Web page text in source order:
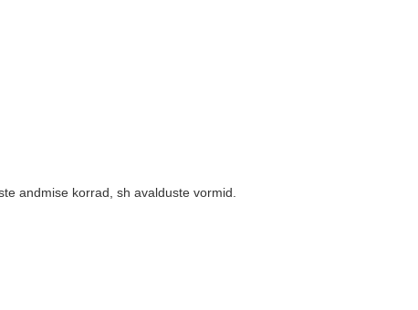
andmise korrad, sh avalduste vormid.